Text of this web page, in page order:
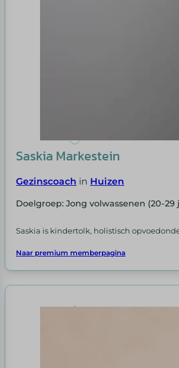
Saskia Markestein
Gezinscoach in Huizen
Doelgroep: Jong volwassenen (20-29
Saskia is kindertolk, holistisch
Naar premium memberpagina